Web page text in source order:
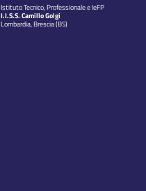
Istituto Tecnico, Professionale e IeFP
I.I.S.S. Camillo Golgi
Lombardia, Brescia (BS)